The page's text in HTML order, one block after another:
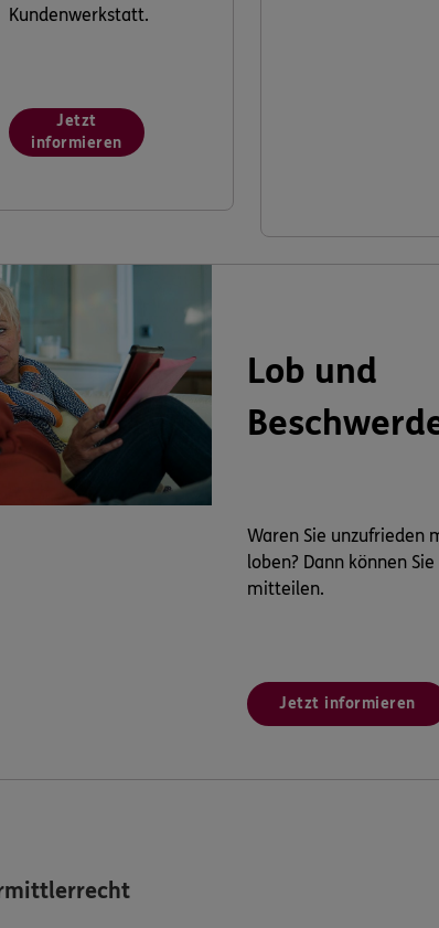
Kundenwerkstatt.
Jetzt
informieren
Lob und
Waren Sie unzufrieden
loben? Dann können
mitteilen.
Jetzt informieren